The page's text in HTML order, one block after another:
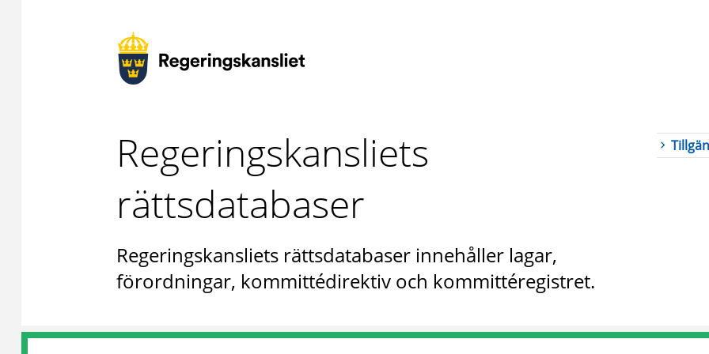
Regeringskansliets
rättsdatabaser
Regeringskansliets rättsdatabaser innehåller lagar,
förordningar, kommittédirektiv och kommittéregistret.